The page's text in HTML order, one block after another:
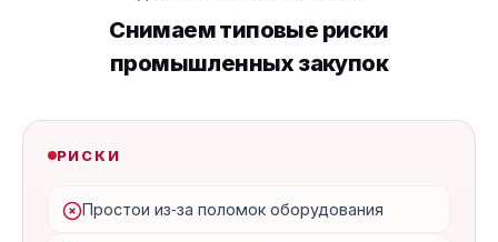
Снимаем типовые риски
промышленных закупок
РИСКИ
Простои из‑за поломок оборудования